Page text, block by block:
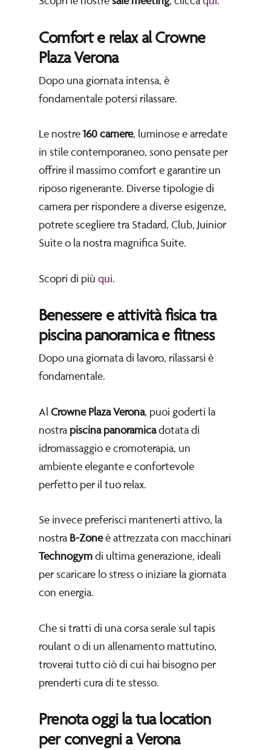
Comfort e relax al Crowne
Plaza Verona
Dopo una giornata intensa, è
fondamentale potersi rilassare.
Le nostre160 camere, luminose e arredate
in stile contemporaneo, sono pensate per
offrire il massimo comfort e garantire un
riposo rigenerante. Diverse tipologie di
camera per rispondere a diverse esigenze,
potrete scegliere tra Stadard, Club, Juinior
Suite o la nostra magnifica Suite.
Scopri di più qui.
Benessere e attività fisica tra
piscina panoramica e fitness
Dopo una giornata di lavoro, rilassarsi è
fondamentale.
AlCrowne Plaza Verona, puoi goderti la
nostra piscina panoramicadotata di
idromassaggio e cromoterapia, un
ambiente elegante e confortevole
perfetto per il tuo relax.
Se invece preferisci mantenerti attivo, la
nostra B-Zoneè attrezzata con macchinari
Technogymdi ultima generazione, ideali
per scaricare lo stress o iniziare la giornata
con energia.
Che si tratti di una corsa serale sul tapis
roulant o di un allenamento mattutino,
troverai tutto ciò di cui hai bisogno per
prenderti cura di te stesso.
Prenota oggi la tua location
per convegni a Verona